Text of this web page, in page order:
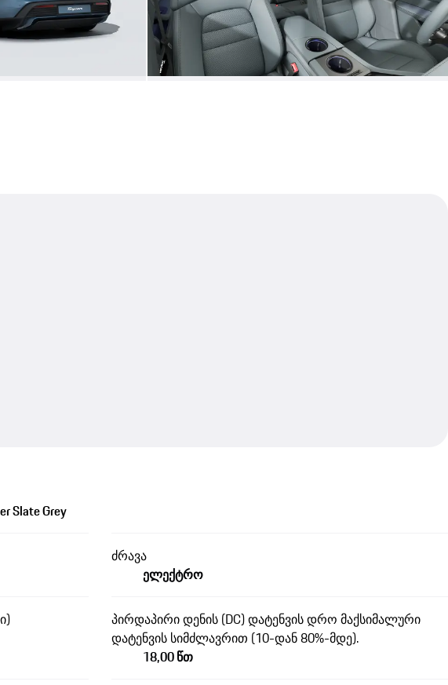
Slate Grey
ძრავა
ელექტრო
პირდაპირი დენის (DC) დატენვის დრო მაქსიმალური
დატენვის სიმძლავრით (10-დან 80%-მდე).
18,00 წთ